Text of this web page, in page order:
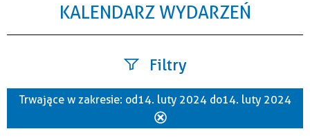
KALENDARZ WYDARZEŃ
Filtry
Szukana fraza
Trwające w zakresie: od 14. luty 2024 do 14. luty 2024